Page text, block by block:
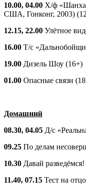
10.00, 04.00 Х/ф
США, Гонконг, 2003)
12.15, 22.00 Улётное
16.00 Т/с
19.00 Дизель Шоу (16+)
01.00 Опасные связи
Домашний
08.30, 04.05 Д/с
09.25 По делам
10.30 Давай
11.40, 07.15 Тест на